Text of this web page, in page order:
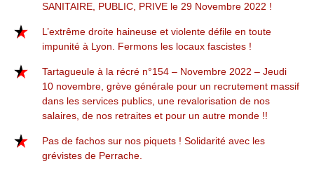
SANITAIRE, PUBLIC, PRIVE le 29 Novembre 2022 !
L’extrême droite haineuse et violente défile en toute
impunité à Lyon. Fermons les locaux fascistes !
Tartagueule à la récré n°154 – Novembre 2022 – Jeudi
10 novembre, grève générale pour un recrutement massif
dans les services publics, une revalorisation de nos
salaires, de nos retraites et pour un autre monde !!
Pas de fachos sur nos piquets ! Solidarité avec les
grévistes de Perrache.